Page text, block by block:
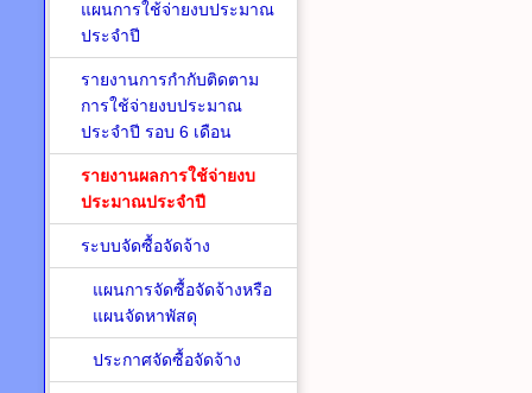
แผนการใช้จ่ายงบประมาณ
ประจำปี
รายงานการกำกับติดตาม
การใช้จ่ายงบประมาณ
ประจำปี รอบ 6 เดือน
รายงานผลการใช้จ่ายงบ
ประมาณประจำปี
ระบบจัดซื้อจัดจ้าง
แผนการจัดซื้อจัดจ้างหรือ
แผนจัดหาพัสดุ
ประกาศจัดซื้อจัดจ้าง